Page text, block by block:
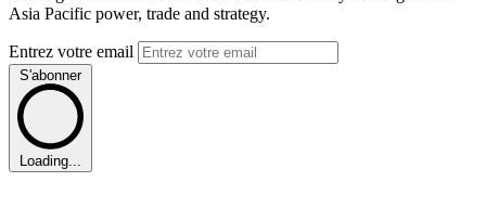
Asia Pacific power, trade and strategy.
Entrez votre email
S'abonner
Loading...